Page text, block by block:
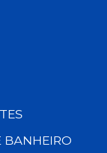
BANHEIRO